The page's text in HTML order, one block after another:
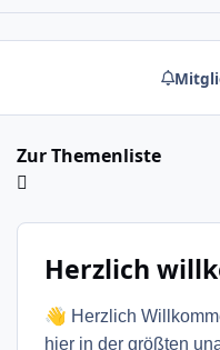
Zur Themenliste
Herzlich
👋 Herzlich
hier in der größten